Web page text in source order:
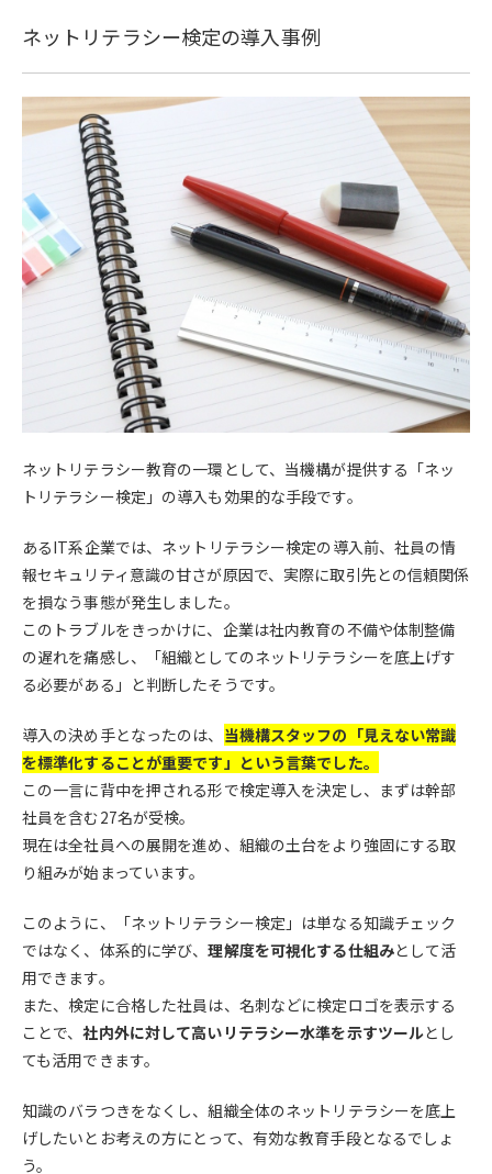
ネットリテラシー検定の導入事例
ネットリテラシー教育の一環として、当機構が提供する「ネッ
トリテラシー検定」の導入も効果的な手段です。
あるIT系企業では、ネットリテラシー検定の導入前、社員の情
報セキュリティ意識の甘さが原因で、実際に取引先との信頼関係
を損なう事態が発生しました。
このトラブルをきっかけに、企業は社内教育の不備や体制整備
の遅れを痛感し、「組織としてのネットリテラシーを底上げす
る必要がある」と判断したそうです。
導入の決め手となったのは、 当機構スタッフの「見えない常識
を標準化することが重要です」という言葉でした。
この一言に背中を押される形で検定導入を決定し、まずは幹部
社員を含む27名が受検。
現在は全社員への展開を進め、組織の土台をより強固にする取
り組みが始まっています。
このように、「ネットリテラシー検定」は単なる知識チェック
ではなく、体系的に学び、理解度を可視化する仕組みとして活
用できます。
また、検定に合格した社員は、名刺などに検定ロゴを表示する
ことで、社内外に対して高いリテラシー水準を示すツールとし
ても活用できます。
知識のバラつきをなくし、組織全体のネットリテラシーを底上
げしたいとお考えの方にとって、有効な教育手段となるでしょ
う。